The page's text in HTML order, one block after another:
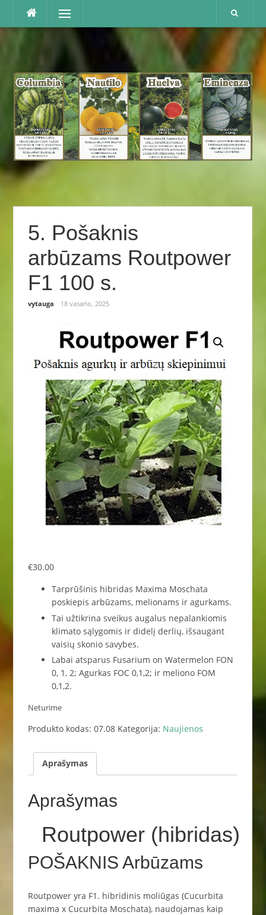
Praleisti
Menu
5. Pošaknis
arbūzams Routpower
F1 100 s.
vytauga 18 vasario, 2025
€30.00
Tarprūšinis hibridas Maxima Moschata
poskiepis arbūzams, melionams ir agurkams.
Tai užtikrina sveikus augalus nepalankiomis
klimato sąlygomis ir didelį derlių, išsaugant
vaisių skonio savybes.
Labai atsparus Fusarium on Watermelon FON
0, 1, 2; Agurkas FOC 0,1,2; ir meliono FOM
0,1,2.
Neturime
Produkto kodas: 07.08 Kategorija: Naujienos
Aprašymas
Aprašymas
Routpower (hibridas)
POŠAKNIS Arbūzams
Routpower yra F1. hibridinis moliūgas (Cucurbita
maxima x Cucurbita Moschata), naudojamas kaip